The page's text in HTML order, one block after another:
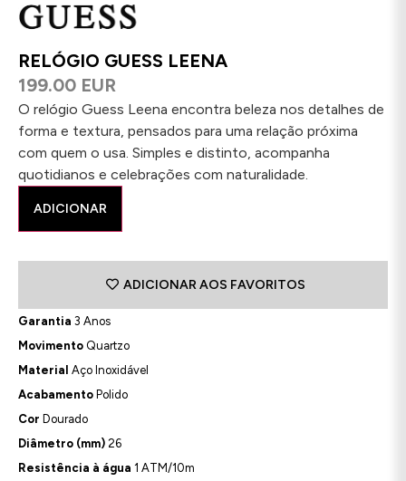
RELÓGIO GUESS LEENA
199.00 EUR
O relógio Guess Leena encontra beleza nos detalhes de
forma e textura, pensados para uma relação próxima
com quem o usa. Simples e distinto, acompanha
quotidianos e celebrações com naturalidade.
ADICIONAR
ADICIONAR AOS FAVORITOS
Garantia 3 Anos
Movimento Quartzo
Material Aço Inoxidável
Acabamento Polido
Cor Dourado
Diâmetro (mm) 26
Resistência à água 1 ATM/10m